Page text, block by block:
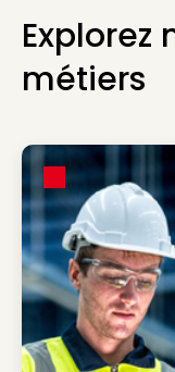
Explorez
métiers